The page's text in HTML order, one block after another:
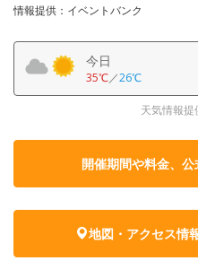
情報提供：イベントバンク
今日
35℃／26℃
天気情報
開催期間や料金、
地図・アクセス情